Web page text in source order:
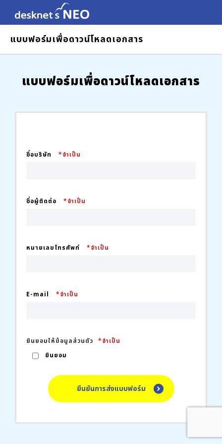
แบบฟอร์มเพื่อดาวน์โหลดเอกสาร
แบบฟอร์มเพื่อดาวน์โหลดเอกสาร
ชื่อบริษัท *จำเป็น
ชื่อผู้ติดต่อ *จำเป็น
หมายเลขโทรศัพท์ *จำเป็น
E-mail *จำเป็น
ยินยอมให้ข้อมูลส่วนตัว
*จำเป็น
ยินยอม